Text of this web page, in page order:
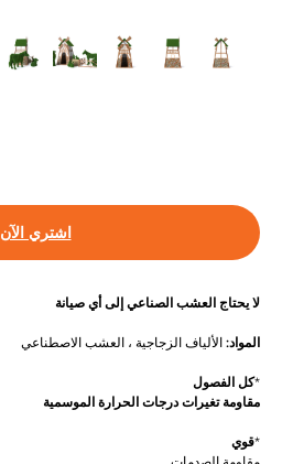
اشتري الآن
لا يحتاج العشب الصناعي إلى أي صيانة
المواد: الألياف الزجاجية ، العشب الاصطناعي
كل الفصول*
مقاومة تغيرات درجات الحرارة الموسمية
قوي*